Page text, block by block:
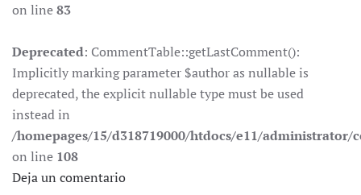
on line83
Deprecated: CommentTable::getLastComment():
Implicitly marking parameter $author as nullable is
deprecated, the explicit nullable type must be used
instead in
/homepages/15/d318719000/htdocs/e11/
on line 108
Deja un comentario